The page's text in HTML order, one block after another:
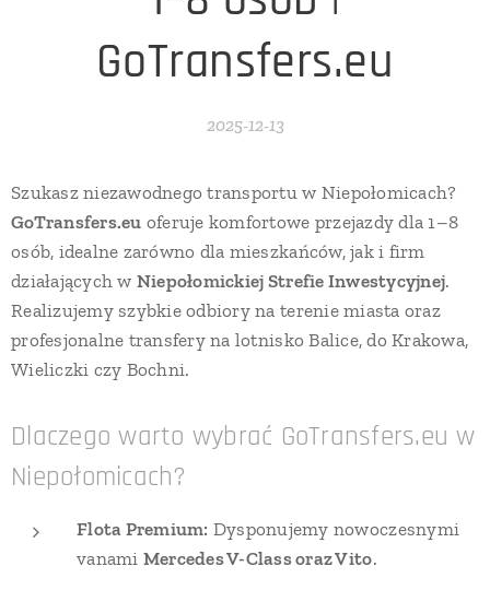
GoTransfers.eu
2025-12-13
Szukasz niezawodnego transportu w Niepołomicach?
GoTransfers.eu oferuje komfortowe przejazdy dla 1–8
osób, idealne zarówno dla mieszkańców, jak i firm
działających w Niepołomickiej Strefie Inwestycyjnej.
Realizujemy szybkie odbiory na terenie miasta oraz
profesjonalne transfery na lotnisko Balice, do Krakowa,
Wieliczki czy Bochni.
Dlaczego warto wybrać GoTransfers.eu w
Niepołomicach?
Flota Premium: Dysponujemy nowoczesnymi
vanami Mercedes V-Class oraz Vito.